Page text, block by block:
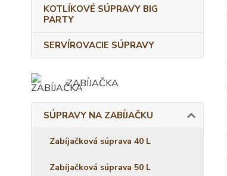
KOTLÍKOVÉ SÚPRAVY BIG
PARTY
SERVÍROVACIE SÚPRAVY
ZABÍJAČKA
SÚPRAVY NA ZABÍJAČKU
Zabíjačková súprava 40 L
Zabíjačková súprava 50 L